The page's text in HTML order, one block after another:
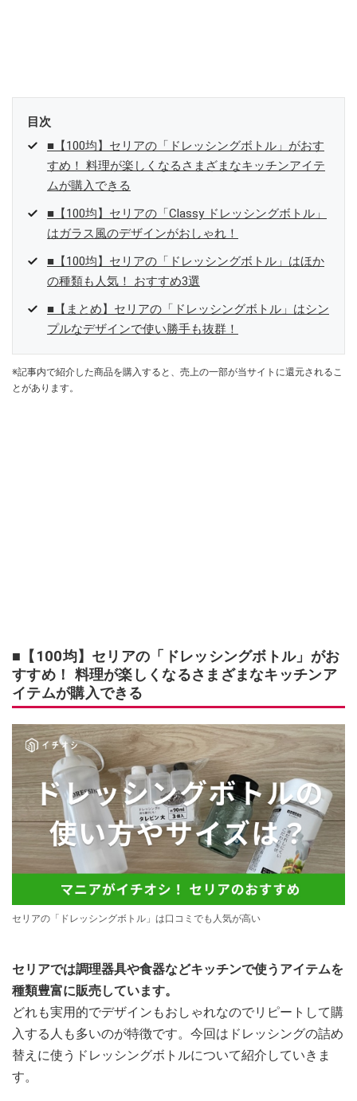
目次
■【100均】セリアの「ドレッシングボトル」がおす
すめ！ 料理が楽しくなるさまざまなキッチンアイテ
ムが購入できる
■【100均】セリアの「Classy ドレッシングボトル」
はガラス風のデザインがおしゃれ！
■【100均】セリアの「ドレッシングボトル」はほか
の種類も人気！ おすすめ3選
■【まとめ】セリアの「ドレッシングボトル」はシン
プルなデザインで使い勝手も抜群！
※記事内で紹介した商品を購入すると、売上の一部が当サイトに還元されるこ
とがあります。
■【100均】セリアの「ドレッシングボトル」がお
すすめ！ 料理が楽しくなるさまざまなキッチンア
イテムが購入できる
セリアの「ドレッシングボトル」は口コミでも人気が高い
セリアでは調理器具や食器などキッチンで使うアイテムを
種類豊富に販売しています。
どれも実用的でデザインもおしゃれなのでリピートして購
入する人も多いのが特徴です。今回はドレッシングの詰め
替えに使うドレッシングボトルについて紹介していきま
す。